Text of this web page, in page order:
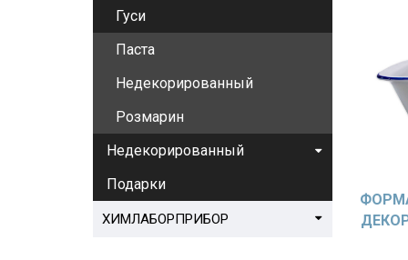
Гуси
Паста
Недекорированный
Розмарин
Недекорированный
Подарки
ХИМЛАБОРПРИБОР